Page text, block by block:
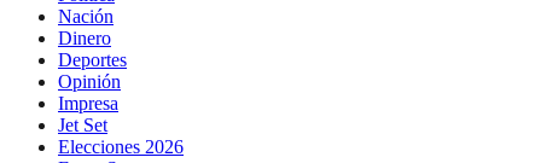
Nación
Dinero
Deportes
Opinión
Impresa
Jet Set
Elecciones 2026